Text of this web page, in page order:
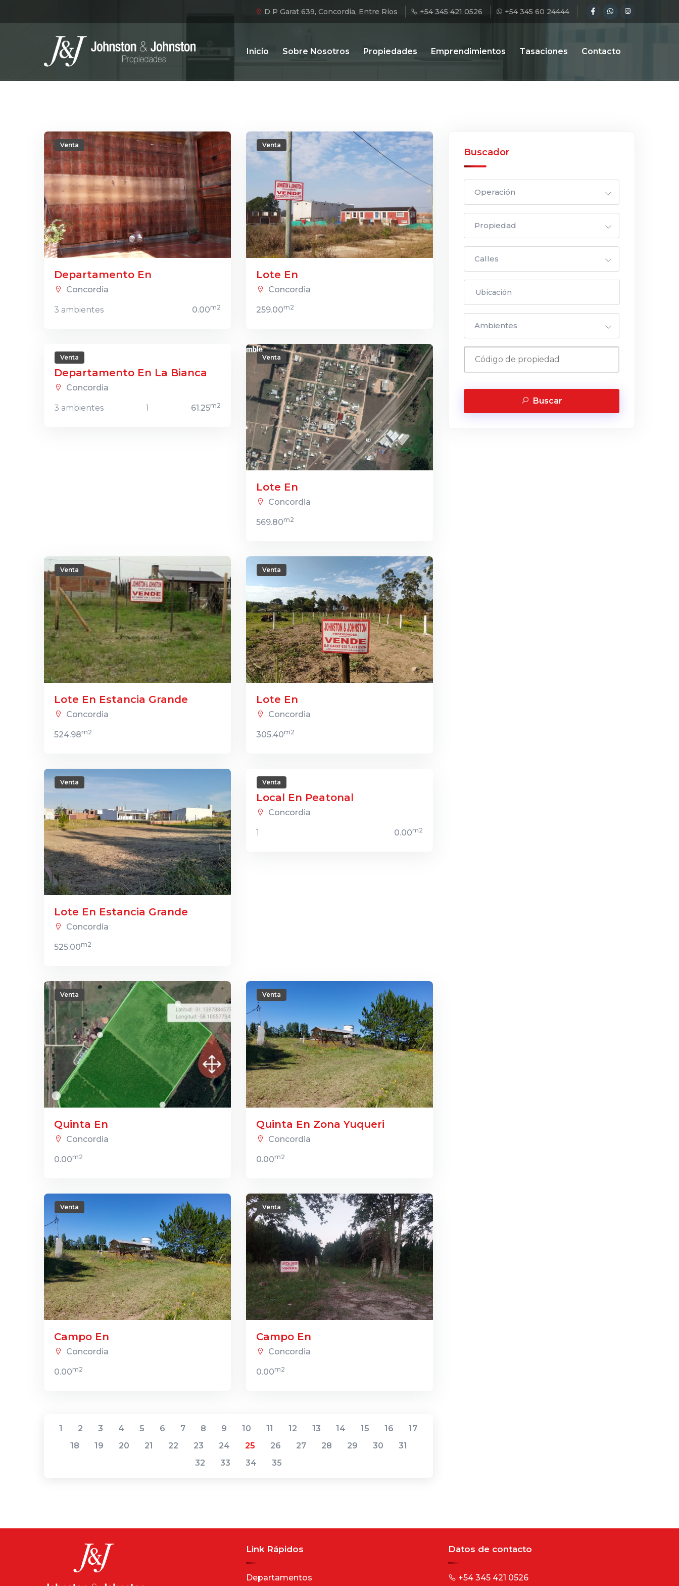
D P Garat 639, Concordia, Entre Ríos +54 345 421 0526 +54 345 60 24444
Inicio Sobre Nosotros Propiedades Emprendimientos Tasaciones Contacto
Venta
Departamento En
Concordia
3 ambientes 0.00m2
Venta
Lote En
Concordia
259.00m2
Venta
Departamento En La Bianca
Concordia
3 ambientes 1 61.25m2
Venta
Lote En
Concordia
569.80m2
Venta
Lote En Estancia Grande
Concordia
524.98m2
Venta
Lote En
Concordia
305.40m2
Venta
Lote En Estancia Grande
Concordia
525.00m2
Venta
Local En Peatonal
Concordia
1 0.00m2
Venta
Quinta En
Concordia
0.00m2
Venta
Quinta En Zona Yuqueri
Concordia
0.00m2
Venta
Campo En
Concordia
0.00m2
Venta
Campo En
Concordia
0.00m2
1 2 3 4 5 6 7 8 9 10 11 12 13 14 15 16
17
18
19 20 21 22 23 24 25 26 27 28 29 30
31
32
33 34 35
Buscador
Operación
Propiedad
Calles
Ambientes
Buscar
Link Rápidos
Departamentos
Datos de contacto
+54 345 421 0526